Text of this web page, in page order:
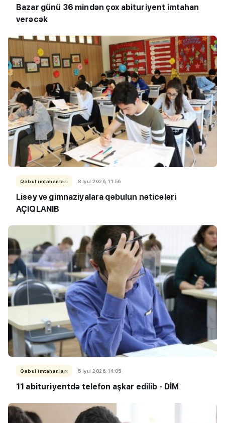
Bazar günü 36 mindən çox abituriyent imtahan
verəcək
Qəbul imtahanları 8 İyul 2026, 11:56
Lisey və gimnaziyalara qəbulun nəticələri
AÇIQLANIB
Qəbul imtahanları 5 İyul 2026, 14:05
11 abituriyentdə telefon aşkar edilib - DİM